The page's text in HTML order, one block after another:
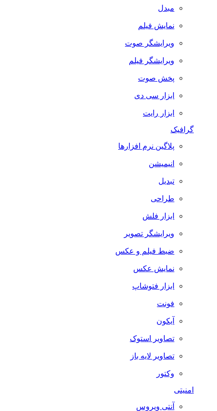
مبدل
نمایش فیلم
ویرایشگر صوت
ویرایشگر فیلم
پخش صوت
ابزار سی دی
ابزار رایت
گرافیک
پلاگین نرم افزارها
انیمیشن
تبدیل
طراحی
ابزار فلش
ویرایشگر تصویر
ضبط فيلم و عكس
نمایش عکس
ابزار فتوشاپ
فونت
آیکون
تصاویر استوک
تصاویر لایه باز
وکتور
امنیتی
آنتی ویروس